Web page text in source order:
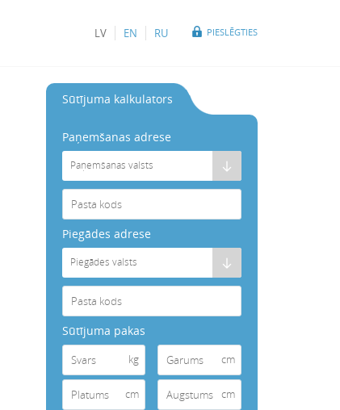
LV EN RU PIESLĒGTIES
Sūtījuma kalkulators
Paņemšanas adrese
Paņemšanas valsts
Piegādes adrese
Piegādes valsts
Sūtījuma pakas
kg cm
cm cm